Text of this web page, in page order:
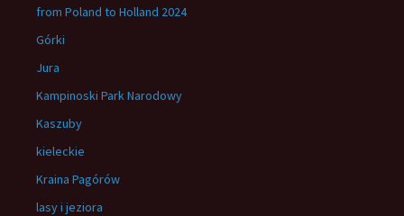
from Poland to Holland 2024
Górki
Jura
Kampinoski Park Narodowy
Kaszuby
kieleckie
Kraina Pagórów
lasy i jeziora